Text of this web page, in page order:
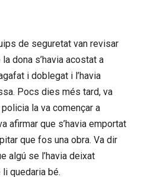
de seguretat van revisar
dona s’havia acostat a
i doblegat i l’havia
Pocs dies més tard, va
la va començar a
afirmar que s’havia emportat
que fos una obra. Va dir
algú se l’havia deixat
quedaria bé.